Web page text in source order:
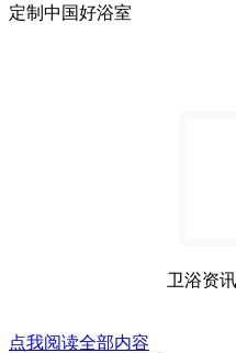
定制中国好浴室
卫浴资
点我阅读全部内容